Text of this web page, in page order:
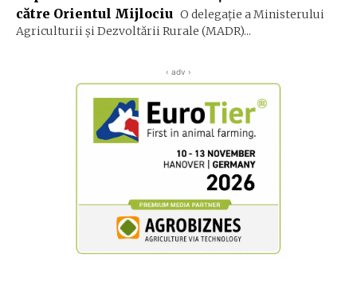
către Orientul Mijlociu O delegație a Ministerului
Agriculturii și Dezvoltării Rurale (MADR)...
‹ adv ›